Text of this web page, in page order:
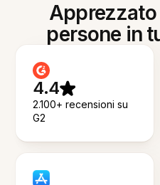
persone in
4.4
2.100+ recensioni su
G2